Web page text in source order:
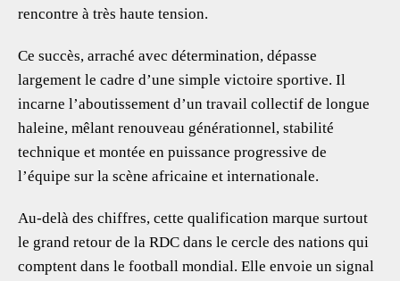
rencontre à très haute tension.
Ce succès, arraché avec détermination, dépasse
largement le cadre d’une simple victoire sportive. Il
incarne l’aboutissement d’un travail collectif de longue
haleine, mêlant renouveau générationnel, stabilité
technique et montée en puissance progressive de
l’équipe sur la scène africaine et internationale.
Au-delà des chiffres, cette qualification marque surtout
le grand retour de la RDC dans le cercle des nations qui
comptent dans le football mondial. Elle envoie un signal